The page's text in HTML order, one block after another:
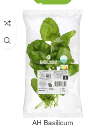
AH Basilicum